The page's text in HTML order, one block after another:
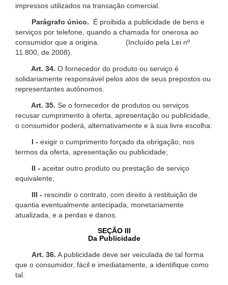
impressos utilizados na transação comercial.
Parágrafo único.
É proibida a publicidade de bens e
serviços por telefone, quando a chamada for onerosa ao
consumidor que a origina. (Incluído pela Lei nº
11.800, de 2008).
Art. 34. O fornecedor do produto ou serviço é
solidariamente responsável pelos atos de seus prepostos ou
representantes autônomos.
Art. 35. Se o fornecedor de produtos ou serviços
recusar cumprimento à oferta, apresentação ou publicidade,
o consumidor poderá, alternativamente e à sua livre escolha:
I - exigir o cumprimento forçado da obrigação, nos
termos da oferta, apresentação ou publicidade;
II - aceitar outro produto ou prestação de serviço
equivalente;
III - rescindir o contrato, com direito à restituição de
quantia eventualmente antecipada, monetariamente
atualizada, e a perdas e danos.
SEÇÃO III
Da Publicidade
Art. 36. A publicidade deve ser veiculada de tal forma
que o consumidor, fácil e imediatamente, a identifique como
tal.